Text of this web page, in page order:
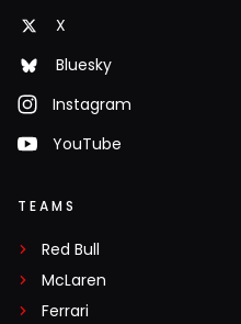
X
Bluesky
Instagram
YouTube
TEAMS
Red Bull
McLaren
Ferrari